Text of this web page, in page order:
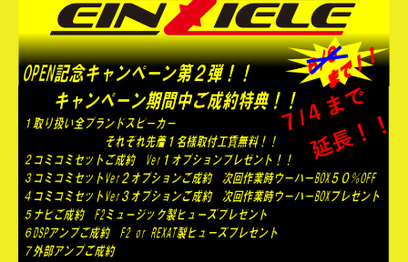
キ
ャ
ン
ペ
ー
ン
期
間
延
長
し
ま